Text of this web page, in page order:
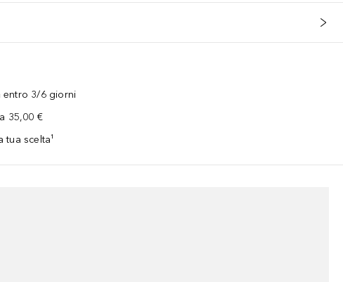
entro 3/6 giorni
35,00 €
tua scelta¹